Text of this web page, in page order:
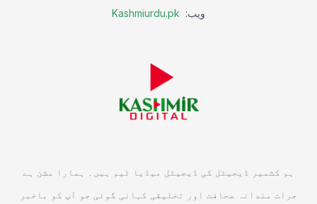
ویب: Kashmiurdu.pk
ہم کشمیر ڈیجیٹل کی ڈیجیٹل میڈیا ٹیم ہیں۔ ہمارا مشن ہے
جرات مندانہ صحافت اور تخلیقی کہانی گوئی جو آپ کو باخبر